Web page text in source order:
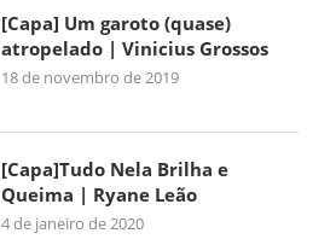
[Capa] Um garoto (quase)
atropelado | Vinicius Grossos
18 de novembro de 2019
[Capa]Tudo Nela Brilha e
Queima | Ryane Leão
4 de janeiro de 2020